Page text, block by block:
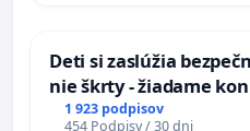
Deti si zaslúžia
nie škrty - žiadame
opatrenia na zlepšenie
1 923 podpisov
454 Podpisy / 30 dni